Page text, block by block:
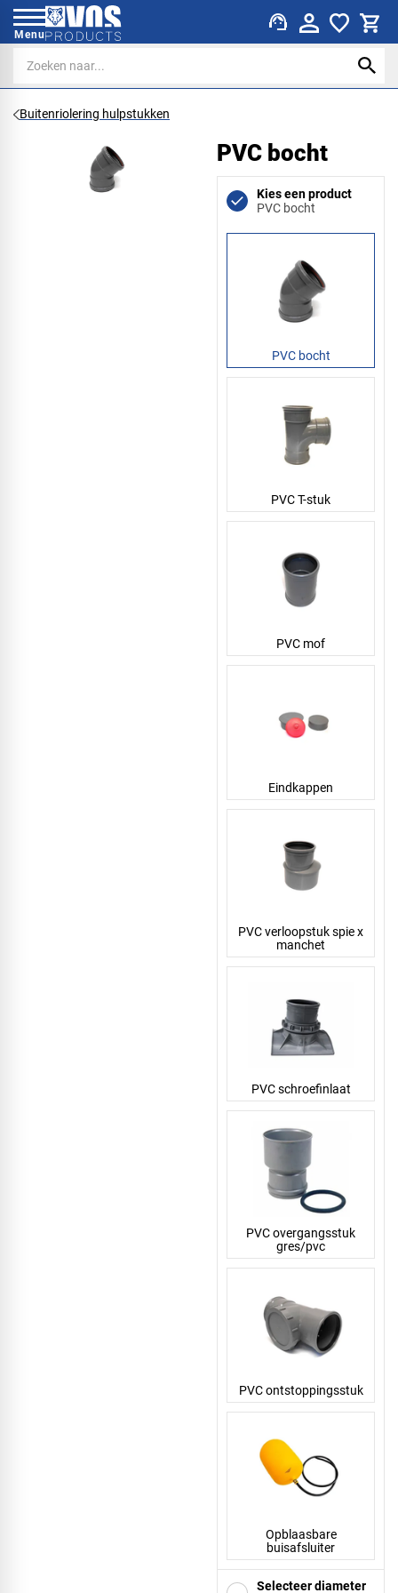
Menu support_agent
Buitenriolering hulpstukken
PVC bocht
Kies een product
PVC bocht
PVC bocht
PVC T-stuk
PVC mof
Eindkappen
PVC verloopstuk spie x
manchet
PVC schroefinlaat
PVC overgangsstuk
gres/pvc
PVC ontstoppingsstuk
Opblaasbare
buisafsluiter
Selecteer diameter